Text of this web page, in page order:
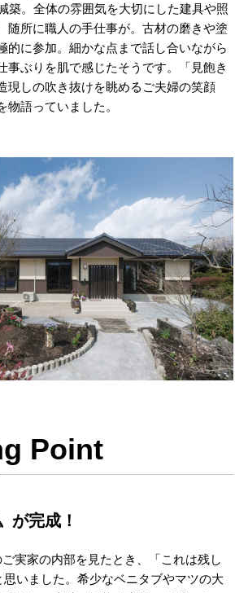
築。全体の雰囲気を大切にした建具や照
随所に職人の手仕事が。古材の磨きや塗
的に参加。細かな点まで話し合いながら
事ぶりを肌で感じたそうです。「見飽き
現しの吹き抜けを眺めるご夫婦の笑顔
物語っていました。
Point
が完成！
実家の内部を見たとき、「これは残し
いました。希少なベニタブやマツの大